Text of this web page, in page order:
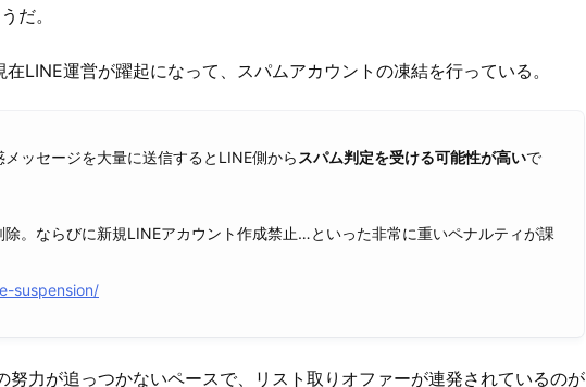
だ。
LINE運営が躍起になって、スパムアカウントの凍結を行っている。
ッセージを大量に送信するとLINE側から スパム判定を受ける可能性が高いで
。ならびに新規LINEアカウント作成禁止…といった非常に重いペナルティが課
suspension/
努力が追っつかないペースで、リスト取りオファーが連発されているのが